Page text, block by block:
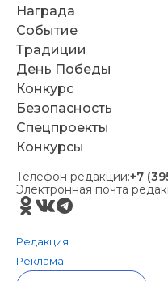
Награда
Событие
Традиции
День Победы
Конкурс
Безопасность
Спецпроекты
Конкурсы
Телефон редакции:+7
Электронная почта
Редакция
Реклама